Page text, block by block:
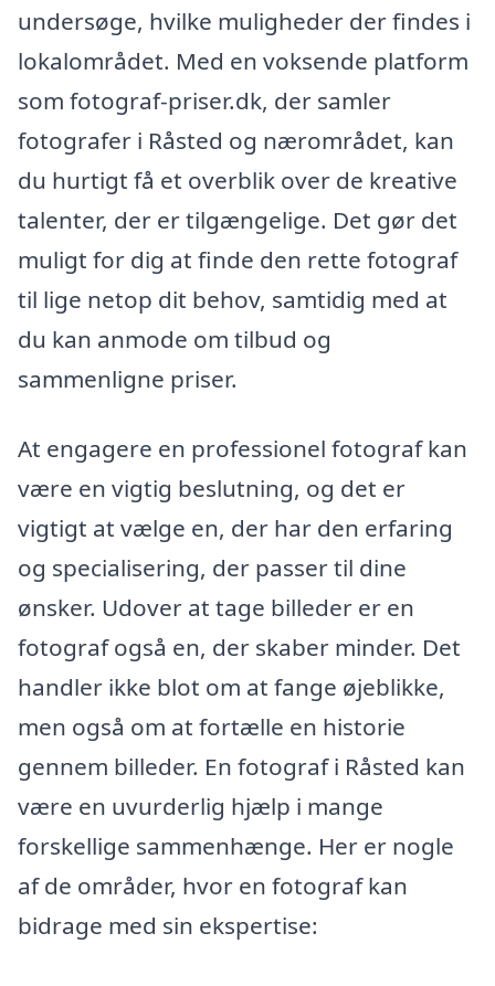
undersøge, hvilke muligheder der findes i
lokalområdet. Med en voksende platform
som fotograf-priser.dk, der samler
fotografer i Råsted og nærområdet, kan
du hurtigt få et overblik over de kreative
talenter, der er tilgængelige. Det gør det
muligt for dig at finde den rette fotograf
til lige netop dit behov, samtidig med at
du kan anmode om tilbud og
sammenligne priser.
At engagere en professionel fotograf kan
være en vigtig beslutning, og det er
vigtigt at vælge en, der har den erfaring
og specialisering, der passer til dine
ønsker. Udover at tage billeder er en
fotograf også en, der skaber minder. Det
handler ikke blot om at fange øjeblikke,
men også om at fortælle en historie
gennem billeder. En fotograf i Råsted kan
være en uvurderlig hjælp i mange
forskellige sammenhænge. Her er nogle
af de områder, hvor en fotograf kan
bidrage med sin ekspertise: